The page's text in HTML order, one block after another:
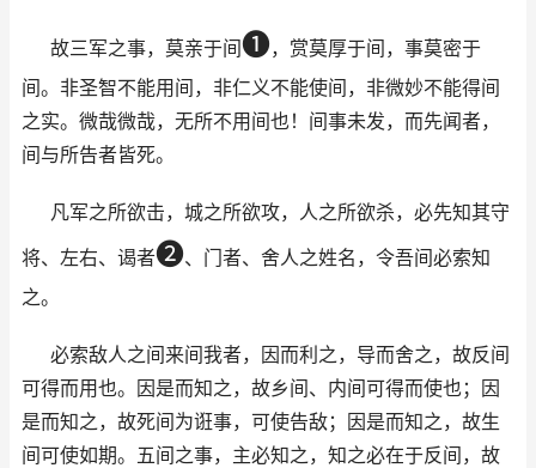
故三军之事，莫亲于间➊，赏莫厚于间，事莫密于
间。非圣智不能用间，非仁义不能使间，非微妙不能得间
之实。微哉微哉，无所不用间也！间事未发，而先闻者，
间与所告者皆死。
凡军之所欲击，城之所欲攻，人之所欲杀，必先知其守
将、左右、谒者➋、门者、舍人之姓名，令吾间必索知
之。
必索敌人之间来间我者，因而利之，导而舍之，故反间
可得而用也。因是而知之，故乡间、内间可得而使也；因
是而知之，故死间为诳事，可使告敌；因是而知之，故生
间可使如期。五间之事，主必知之，知之必在于反间，故